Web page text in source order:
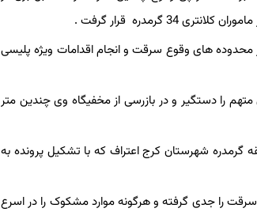
قرار گرفت .
های وقوع سرقت و انجام اقدامات ویژه پلیسی
را دستگیر و در بازرسی از مخفیگاه وی چندین متر
سرقت کابل و سیم برق در منطقه گرمدره شهرستان کرج اعتراف که با تشکیل پرونده به
را جدی گرفته و هرگونه موارد مشکوک را در اسرع